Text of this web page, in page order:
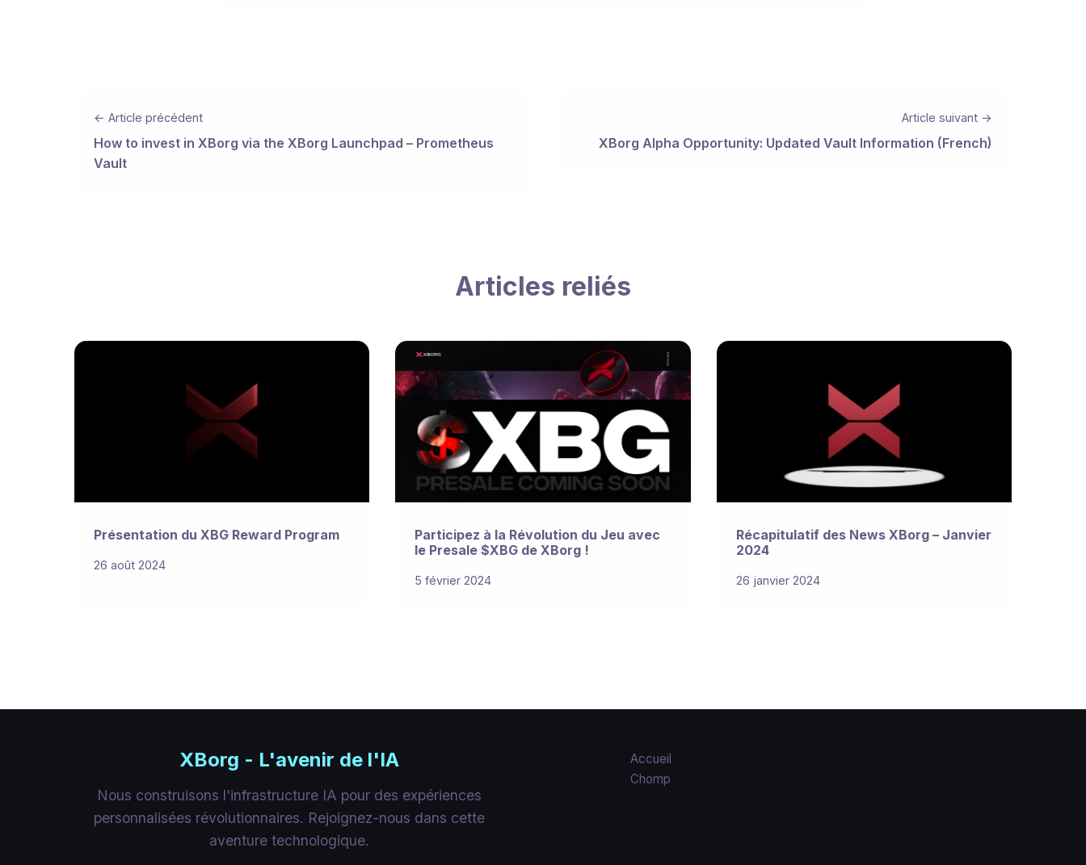
← Article précédent
How to invest in XBorg via the XBorg Launchpad – Prometheus
Vault
Article suivant →
XBorg Alpha Opportunity: Updated Vault Information (French)
Articles reliés
Présentation du XBG Reward Program
26 août 2024
Participez à la Révolution du Jeu avec
le Presale $XBG de XBorg !
5 février 2024
Récapitulatif des News XBorg – Janvier
2024
26 janvier 2024
XBorg - L'avenir de l'IA
Nous construisons l'infrastructure IA pour des expériences
personnalisées révolutionnaires. Rejoignez-nous dans cette
aventure technologique.
Accueil
Chomp